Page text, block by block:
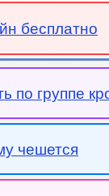
бесплатно
по группе
чешется